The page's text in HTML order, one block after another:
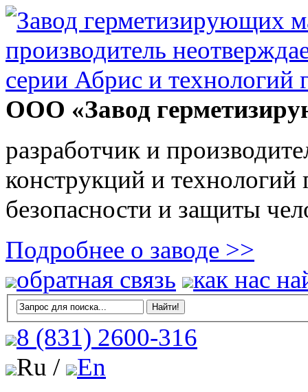
ООО «Завод
разработчик и
конструкций и
безопасности и защиты
Подробнее о заводе >>
обратная связь
как нас
8 (831) 2600-316
Ru /
En